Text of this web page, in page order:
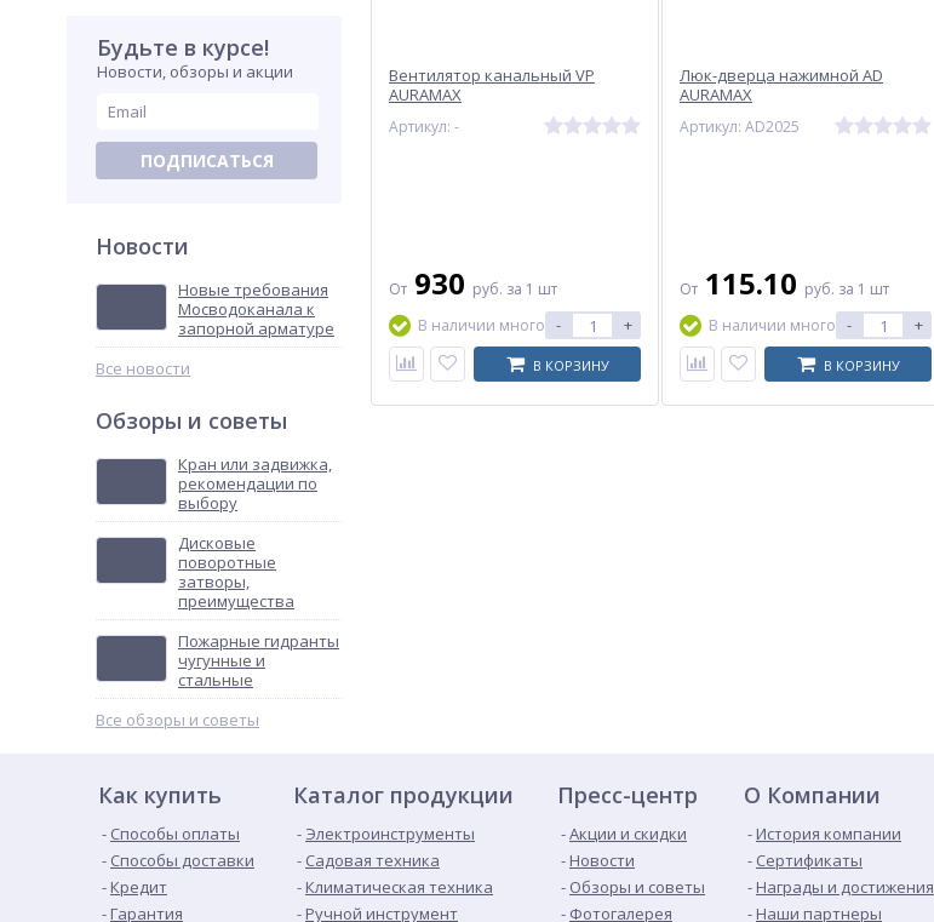
Будьте в курсе!
Новости, обзоры и акции
ПОДПИСАТЬСЯ
Новости
Новые требования
Мосводоканала к
запорной арматуре
Все новости
Обзоры и советы
Кран или задвижка,
рекомендации по
выбору
Дисковые
поворотные
затворы,
преимущества
Пожарные гидранты
чугунные и
стальные
Все обзоры и советы
Вентилятор канальный VP
AURAMAX
Артикул: -
От 930 руб. за 1 шт
В наличии много - +
В КОРЗИНУ
Люк-дверца нажимной AD
AURAMAX
Артикул: AD2025
От 115.10 руб. за 1 шт
В наличии много - +
В КОРЗИНУ
Как купить
Способы оплаты
Способы доставки
Кредит
Гарантия
Каталог продукции
Электроинструменты
Садовая техника
Климатическая техника
Ручной инструмент
Пресс-центр
Акции и скидки
Новости
Обзоры и советы
Фотогалерея
О Компании
История компании
Сертификаты
Награды и достижения
Наши партнеры